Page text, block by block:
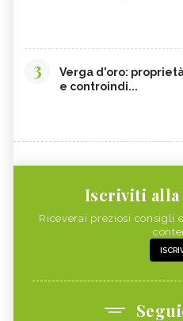
3
Verga d'oro:
e controindi...
Iscriviti
Riceverai preziosi consigli